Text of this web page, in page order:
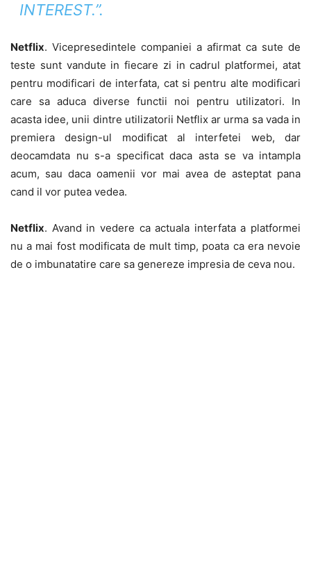
INTEREST.”.
Netflix. Vicepresedintele companiei a afirmat ca sute de
teste sunt vandute in fiecare zi in cadrul platformei, atat
pentru modificari de interfata, cat si pentru alte modificari
care sa aduca diverse functii noi pentru utilizatori. In
acasta idee, unii dintre utilizatorii Netflix ar urma sa vada in
premiera design-ul modificat al interfetei web, dar
deocamdata nu s-a specificat daca asta se va intampla
acum, sau daca oamenii vor mai avea de asteptat pana
cand il vor putea vedea.
Netflix. Avand in vedere ca actuala interfata a platformei
nu a mai fost modificata de mult timp, poata ca era nevoie
de o imbunatatire care sa genereze impresia de ceva nou.